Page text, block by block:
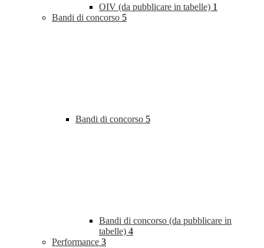
OIV (da pubblicare in tabelle) 1
Bandi di concorso 5
Bandi di concorso 5
Bandi di concorso (da pubblicare in
tabelle) 4
Performance 3